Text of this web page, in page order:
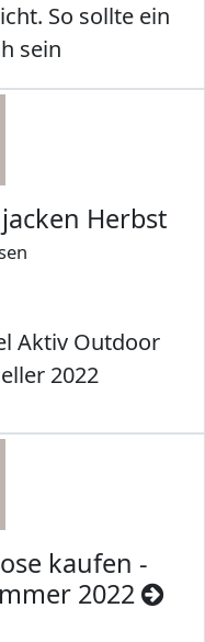
So sollte ein
sein
Herbst
Aktiv Outdoor
2022
kaufen -
2022